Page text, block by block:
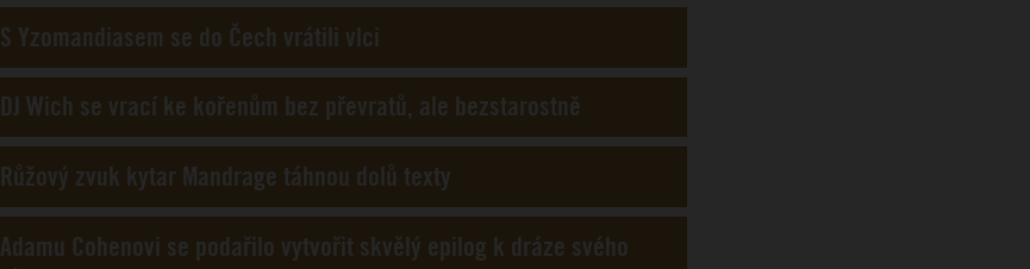
S Yzomandiasem se do Čech vrátili vlci
DJ Wich se vrací ke kořenům bez převratů, ale bezstarostně
Růžový zvuk kytar Mandrage táhnou dolů texty
Adamu Cohenovi se podařilo vytvořit skvělý epilog k dráze svého